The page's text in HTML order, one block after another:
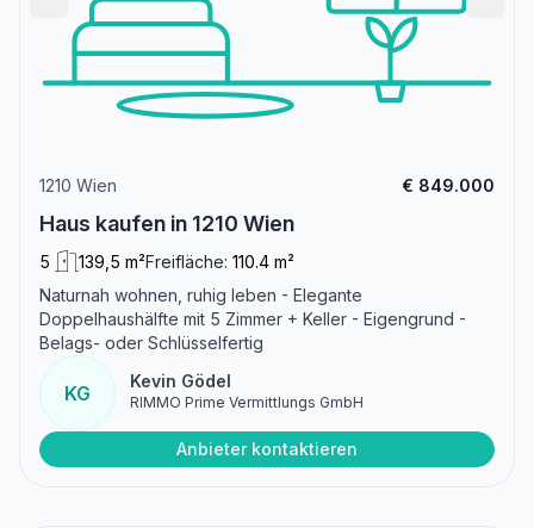
1210 Wien € 849.000
Haus kaufen in 1210 Wien
5 139,5 m²Freifläche: 110.4 m²
Naturnah wohnen, ruhig leben - Elegante
Doppelhaushälfte mit 5 Zimmer + Keller - Eigengrund -
Belags- oder Schlüsselfertig
KG
Kevin Gödel
RIMMO Prime Vermittlungs GmbH
Anbieter kontaktieren